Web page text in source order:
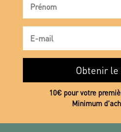
Obtenir le
10€ pour votre
Minimum